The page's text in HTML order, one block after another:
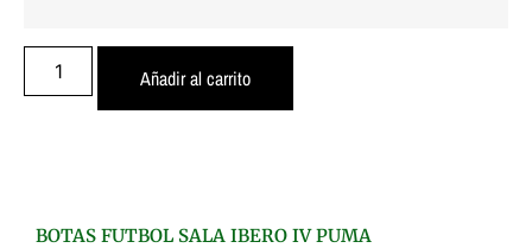
Añadir al carrito
BOTAS FUTBOL SALA IBERO IV PUMA